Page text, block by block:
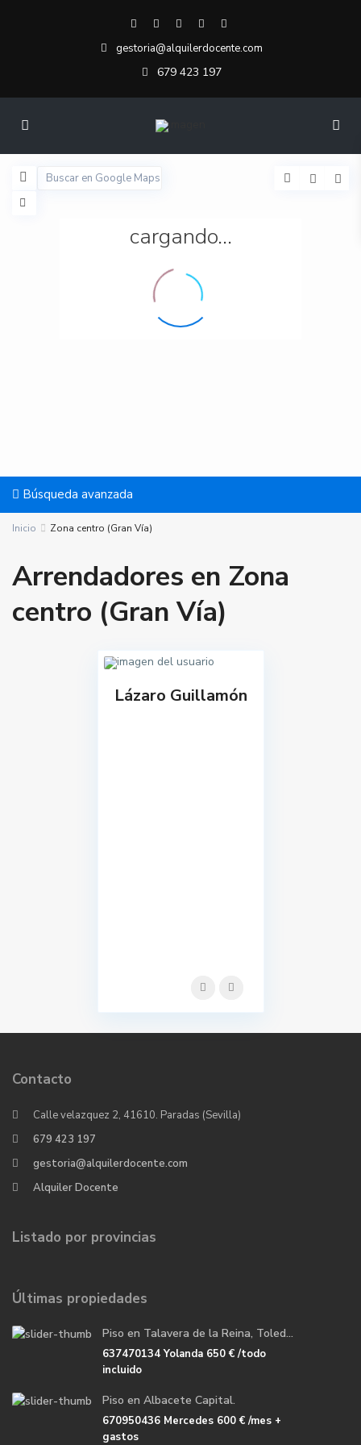
gestoria@alquilerdocente.com
679 423 197
cargando...
Búsqueda avanzada
Inicio Zona centro (Gran Vía)
Arrendadores en Zona
centro (Gran Vía)
Lázaro Guillamón
Contacto
Calle velazquez 2, 41610. Paradas (Sevilla)
679 423 197
gestoria@alquilerdocente.com
Alquiler Docente
Listado por provincias
Últimas propiedades
Piso en Talavera de la Reina, Toled...
637470134 Yolanda 650 €/todo
incluido
Piso en Albacete Capital.
670950436 Mercedes 600 €/mes +
gastos